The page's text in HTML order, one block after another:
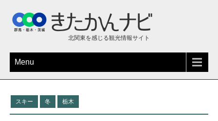
北関東を感じる観光情報サイト
Menu
スキー 冬 栃木